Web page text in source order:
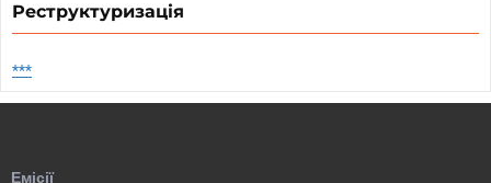
Реструктуризація
***
Емісії